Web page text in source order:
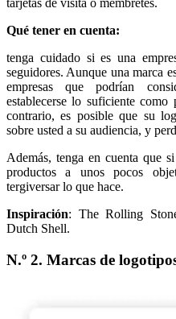
tarjetas de visita o membretes.
Qué tener en cuenta:
tenga cuidado si es una
seguidores. Aunque una marca
empresas que podrían
establecerse lo suficiente
contrario, es posible que su
sobre usted a su audiencia, y
Además, tenga en cuenta que
productos a unos pocos
tergiversar lo que hace.
Inspiración: The Rolling
Dutch Shell.
N.º 2. Marcas de